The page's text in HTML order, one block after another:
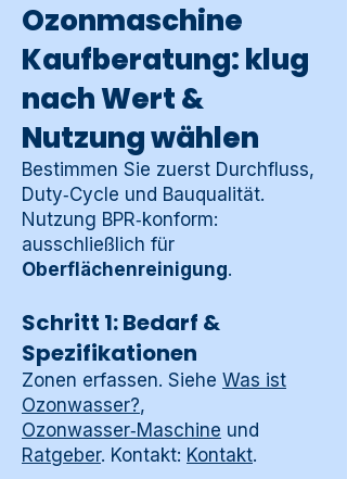
Ozonmaschine
Kaufberatung: klug
nach Wert &
Nutzung wählen
Bestimmen Sie zuerst Durchfluss,
Duty‑Cycle und Bauqualität.
Nutzung BPR‑konform:
ausschließlich für
Oberflächenreinigung.
Schritt 1: Bedarf &
Spezifikationen
Zonen erfassen. Siehe Was ist
Ozonwasser?,
Ozonwasser‑Maschine und
Ratgeber. Kontakt: Kontakt.